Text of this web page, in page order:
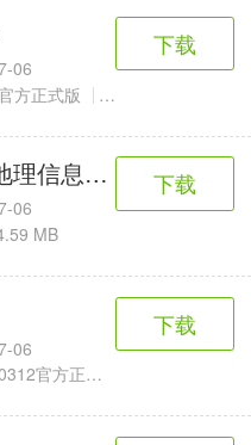
06
方正式版
下载
理信息标注绘制系统
06
MB
下载
06
官方正式版
下载